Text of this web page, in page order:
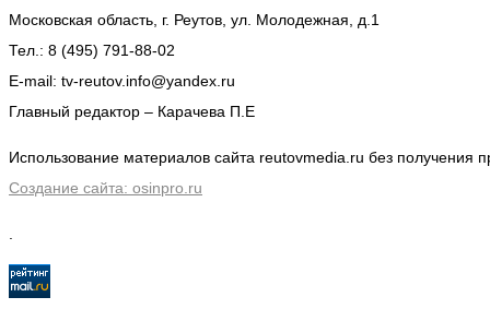
Московская область, г. Реутов, ул. Молодежная, д.1
Тел.: 8 (495) 791-88-02
E-mail: tv-reutov.info@yandex.ru
Главный редактор – Карачева П.Е
Использование материалов сайта reutovmedia.ru без
Создание сайта: osinpro.ru
.